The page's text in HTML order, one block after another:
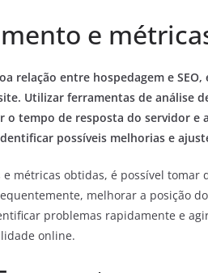
e
relação entre hospedagem e
Utilizar ferramentas de análise
o tempo de resposta do servidor e
possíveis melhorias e
e métricas obtidas, é possível tomar
melhorar a posição
problemas rapidamente e
online.